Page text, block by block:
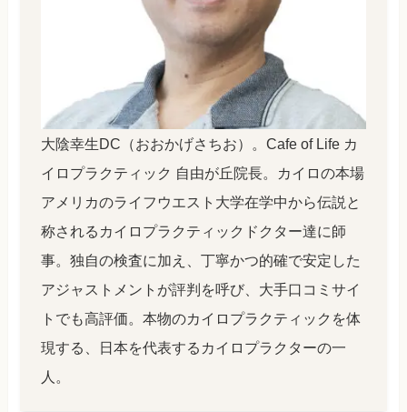
大陰幸生DC（おおかげさちお）。Cafe of Life カ
イロプラクティック 自由が丘院長。カイロの本場
アメリカのライフウエスト大学在学中から伝説と
称されるカイロプラクティックドクター達に師
事。独自の検査に加え、丁寧かつ的確で安定した
アジャストメントが評判を呼び、大手口コミサイ
トでも高評価。本物のカイロプラクティックを体
現する、日本を代表するカイロプラクターの一
人。